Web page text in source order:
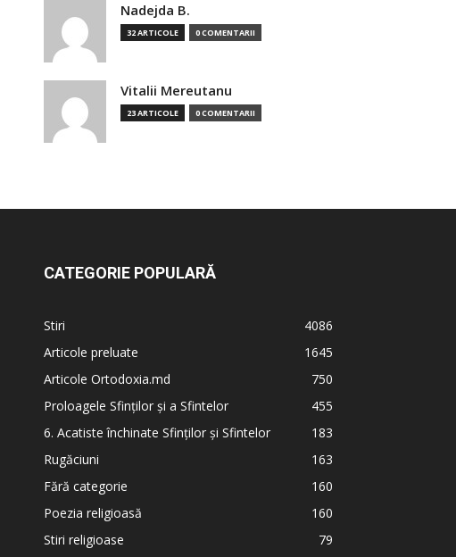
Nadejda B.
32 ARTICOLE 0 COMENTARII
Vitalii Mereutanu
23 ARTICOLE 0 COMENTARII
CATEGORIE POPULARĂ
Stiri
4086
Articole preluate
1645
Articole Ortodoxia.md
750
Proloagele Sfinților și a Sfintelor
455
6. Acatiste închinate Sfinților și Sfintelor
183
Rugăciuni
163
Fără categorie
160
Poezia religioasă
160
Stiri religioase
79